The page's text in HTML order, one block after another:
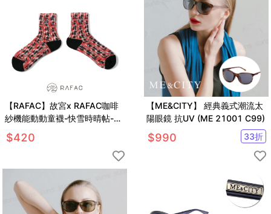
【RAFAC】故宮x RAFAC咖啡
紗機能動動童襪-快雪時晴帖-潮
流紅
$420
【ME&CITY】 經典義式潮流太
陽眼鏡 抗UV (ME 21001 C99)
$990 33折